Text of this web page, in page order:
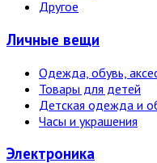
Другое
Личные вещи
Одежда, обувь,
Товары для детей
Детская одежда и
Часы и украшения
Электро­ника